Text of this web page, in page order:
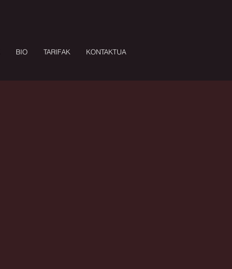
BIO TARIFAK KONTAKTUA